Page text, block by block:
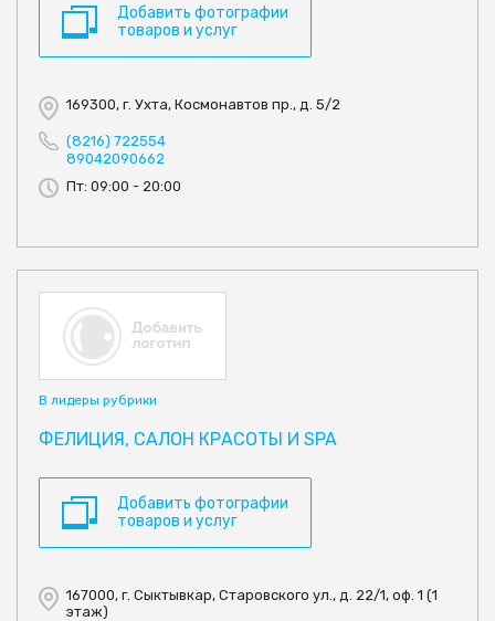
Добавить фотографии
товаров и услуг
169300, г. Ухта, Космонавтов пр., д. 5/2
(8216) 722554
89042090662
Пт: 09:00 - 20:00
В лидеры рубрики
ФЕЛИЦИЯ, САЛОН КРАСОТЫ И SPA
Добавить фотографии
товаров и услуг
167000, г. Сыктывкар, Старовского ул., д. 22/1, оф. 1 (1
этаж)